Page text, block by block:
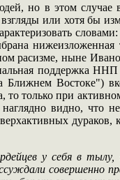
но в этом случае
или хотя бы
словами:
нижеизложенная
расизме, ныне
поддержка
Востоке")
только при
видно, что не
дураков,
у себя в тылу,
совершенно